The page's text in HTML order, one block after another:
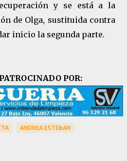
y se está a la
de Olga, sustituida contra
inicio la segunda parte.
POR:
ANDREA ESTEBAN